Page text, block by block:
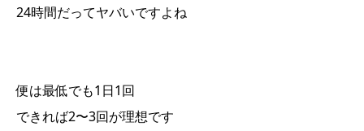
24時間だってヤバいですよね
便は最低でも1日1回
できれば2〜3回が理想です